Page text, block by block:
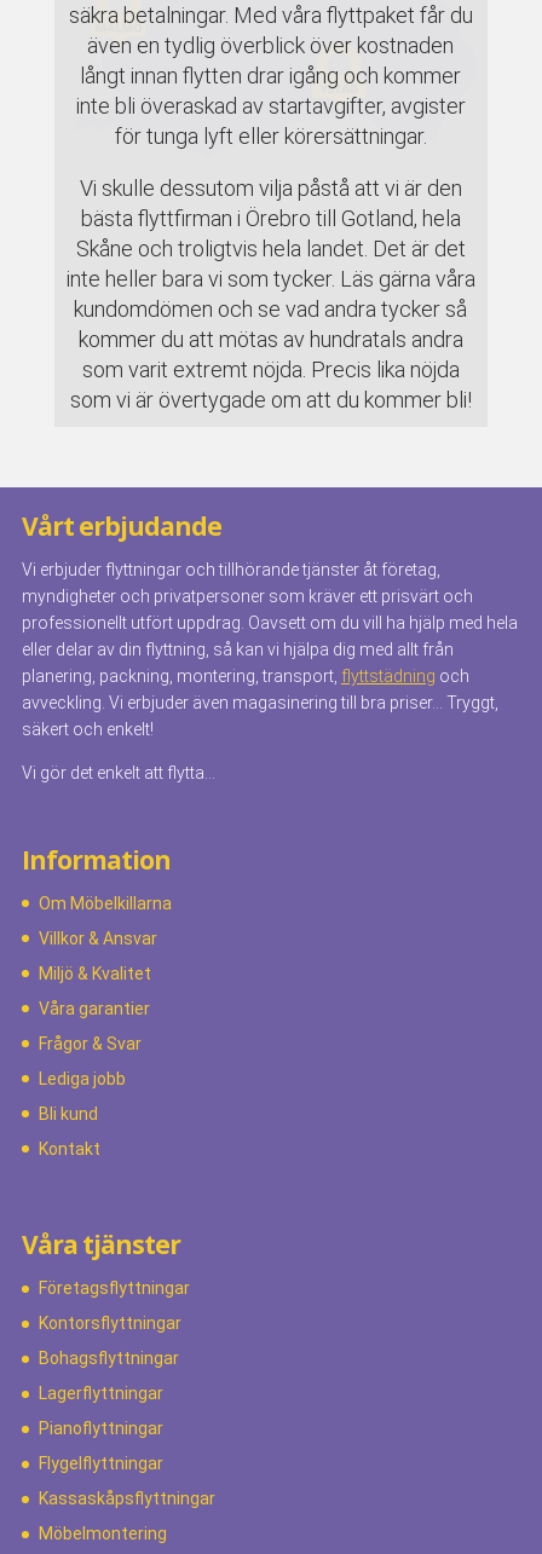
säkra betalningar. Med våra flyttpaket får du
även en tydlig överblick över kostnaden
långt innan flytten drar igång och kommer
inte bli överaskad av startavgifter, avgister
för tunga lyft eller körersättningar.
Vi skulle dessutom vilja påstå att vi är den
bästa flyttfirman i Örebro till Gotland, hela
Skåne och troligtvis hela landet. Det är det
inte heller bara vi som tycker. Läs gärna våra
kundomdömen och se vad andra tycker så
kommer du att mötas av hundratals andra
som varit extremt nöjda. Precis lika nöjda
som vi är övertygade om att du kommer bli!
Vårt erbjudande
Vi erbjuder flyttningar och tillhörande tjänster åt företag,
myndigheter och privatpersoner som kräver ett prisvärt och
professionellt utfört uppdrag. Oavsett om du vill ha hjälp med hela
eller delar av din flyttning, så kan vi hjälpa dig med allt från
planering, packning, montering, transport, flyttstädning och
avveckling. Vi erbjuder även magasinering till bra priser… Tryggt,
säkert och enkelt!
Vi gör det enkelt att flytta…
Information
Om Möbelkillarna
Villkor & Ansvar
Miljö & Kvalitet
Våra garantier
Frågor & Svar
Lediga jobb
Bli kund
Kontakt
Våra tjänster
Företagsflyttningar
Kontorsflyttningar
Bohagsflyttningar
Lagerflyttningar
Pianoflyttningar
Flygelflyttningar
Kassaskåpsflyttningar
Möbelmontering